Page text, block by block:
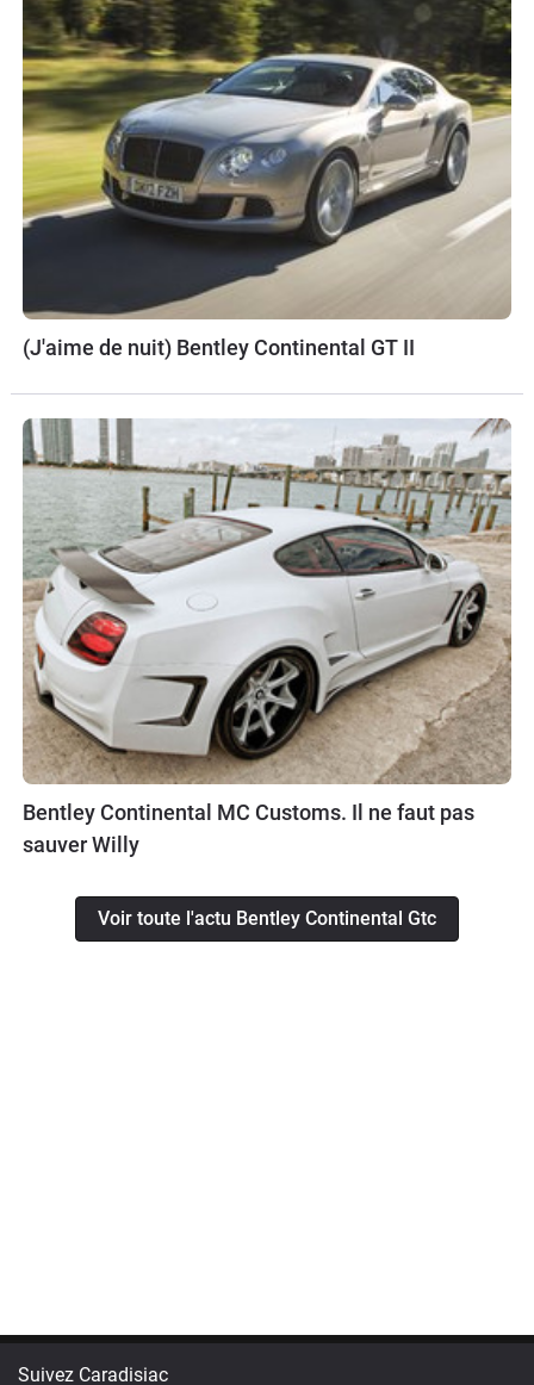
(J'aime de nuit) Bentley Continental GT II
Bentley Continental MC Customs. Il ne faut pas
sauver Willy
Voir toute l'actu Bentley Continental Gtc
Suivez Caradisiac